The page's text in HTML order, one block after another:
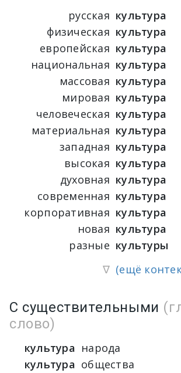
русская культура
физическая культура
европейская культура
национальная культура
массовая культура
мировая культура
человеческая культура
материальная культура
западная культура
высокая культура
духовная культура
современная культура
корпоративная культура
новая культура
разные культуры
∇ (ещё
С существительными
слово)
культура народа
культура общества